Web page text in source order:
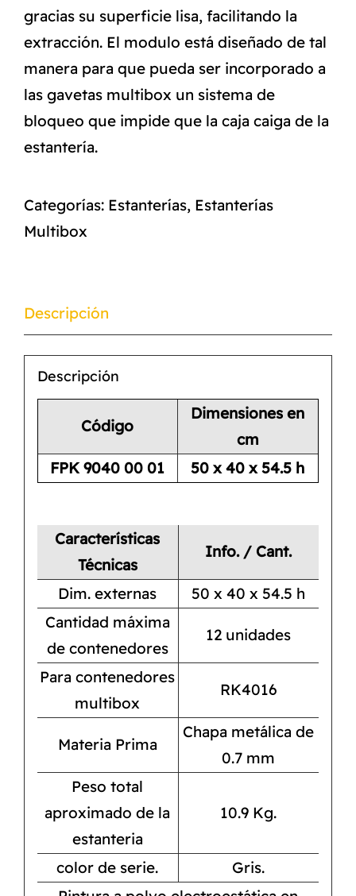
gracias su superficie lisa, facilitando la
extracción. El modulo está diseñado de tal
manera para que pueda ser incorporado a
las gavetas multibox un sistema de
bloqueo que impide que la caja caiga de la
estantería.
Categorías: Estanterías, Estanterías
Multibox
Descripción
Descripción
Código
Dimensiones en
cm
FPK 9040 00 01
50 x 40 x 54.5 h
Características
Técnicas
Info. / Cant.
Dim. externas
50 x 40 x 54.5 h
Cantidad máxima
de contenedores
12 unidades
Para contenedores
multibox
RK4016
Materia Prima
Chapa metálica de
0.7 mm
Peso total
aproximado de la
estanteria
10.9 Kg.
color de serie.
Gris.